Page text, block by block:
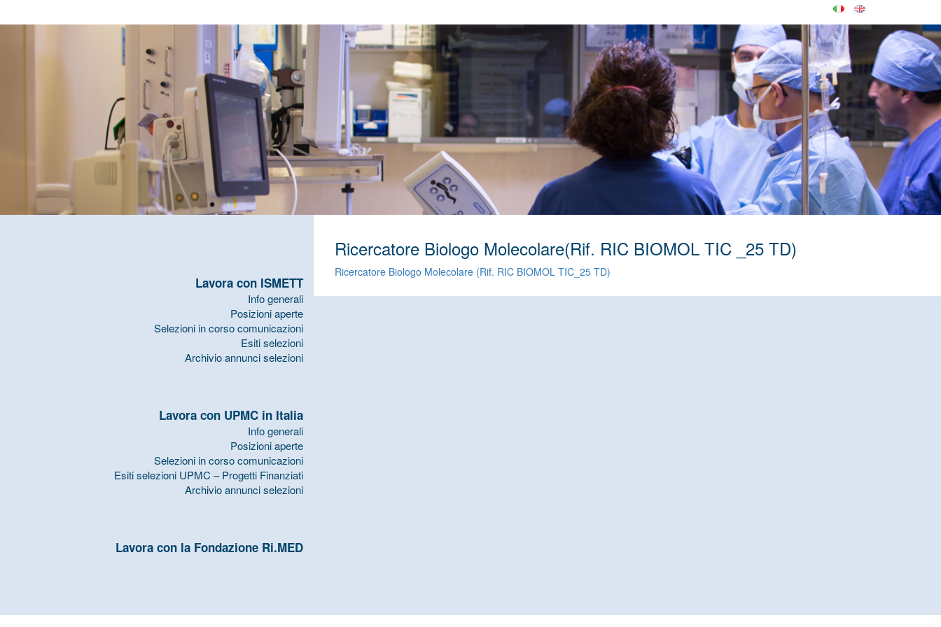
Lavora con ISMETT
Info generali
Posizioni aperte
Selezioni in corso comunicazioni
Esiti selezioni
Archivio annunci selezioni
Lavora con UPMC in Italia
Info generali
Posizioni aperte
Selezioni in corso comunicazioni
Esiti selezioni UPMC – Progetti Finanziati
Archivio annunci selezioni
Lavora con la Fondazione Ri.MED
Ricercatore Biologo Molecolare(Rif. RIC BIOMOL TIC _25 TD)
Ricercatore Biologo Molecolare (Rif. RIC BIOMOL TIC_25 TD)